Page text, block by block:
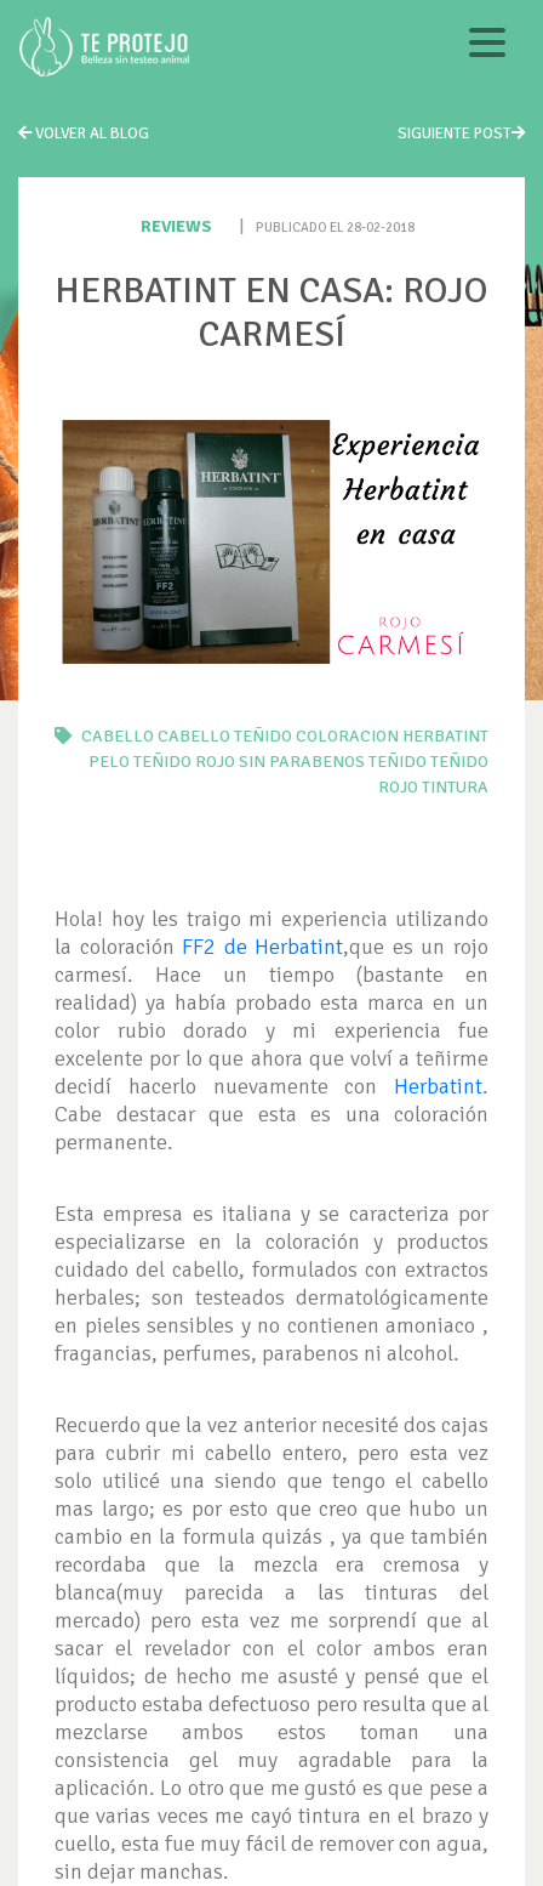
VOLVER AL BLOG SIGUIENTE POST
REVIEWS PUBLICADO EL 28-02-2018
HERBATINT EN CASA: ROJO
CARMESÍ
CABELLO CABELLO TEÑIDO COLORACION HERBATINT
PELO TEÑIDO ROJO SIN PARABENOS TEÑIDO TEÑIDO
ROJO TINTURA
Hola! hoy les traigo mi experiencia utilizando
la coloración FF2 de Herbatint,que es un rojo
carmesí. Hace un tiempo (bastante en
realidad) ya había probado esta marca en un
color rubio dorado y mi experiencia fue
excelente por lo que ahora que volví a teñirme
decidí hacerlo nuevamente con Herbatint.
Cabe destacar que esta es una coloración
permanente.
Esta empresa es italiana y se caracteriza por
especializarse en la coloración y productos
cuidado del cabello, formulados con extractos
herbales; son testeados dermatológicamente
en pieles sensibles y no contienen amoniaco ,
fragancias, perfumes, parabenos ni alcohol.
Recuerdo que la vez anterior necesité dos cajas
para cubrir mi cabello entero, pero esta vez
solo utilicé una siendo que tengo el cabello
mas largo; es por esto que creo que hubo un
cambio en la formula quizás , ya que también
recordaba que la mezcla era cremosa y
blanca(muy parecida a las tinturas del
mercado) pero esta vez me sorprendí que al
sacar el revelador con el color ambos eran
líquidos; de hecho me asusté y pensé que el
producto estaba defectuoso pero resulta que al
mezclarse ambos estos toman una
consistencia gel muy agradable para la
aplicación. Lo otro que me gustó es que pese a
que varias veces me cayó tintura en el brazo y
cuello, esta fue muy fácil de remover con agua,
sin dejar manchas.